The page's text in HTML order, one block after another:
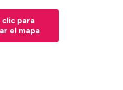
clic para
el mapa